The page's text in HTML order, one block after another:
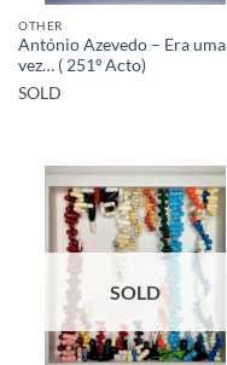
OTHER
António Azevedo – Era uma
vez… ( 251º Acto)
SOLD
SOLD